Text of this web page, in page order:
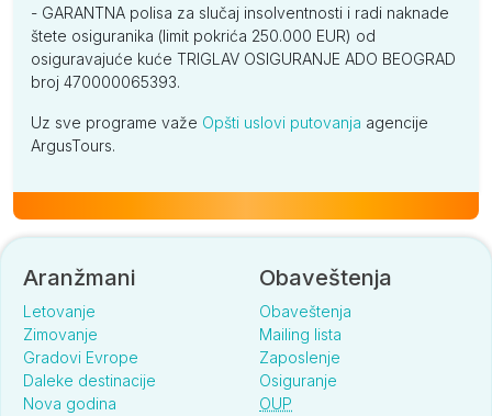
- GARANTNA polisa za slučaj insolventnosti i radi naknade
štete osiguranika (limit pokrića 250.000 EUR) od
osiguravajuće kuće TRIGLAV OSIGURANJE ADO BEOGRAD
broj 470000065393.
Uz sve programe važe Opšti uslovi putovanja agencije
ArgusTours.
Aranžmani
Letovanje
Zimovanje
Gradovi Evrope
Daleke destinacije
Nova godina
Obaveštenja
Obaveštenja
Mailing lista
Zaposlenje
Osiguranje
OUP